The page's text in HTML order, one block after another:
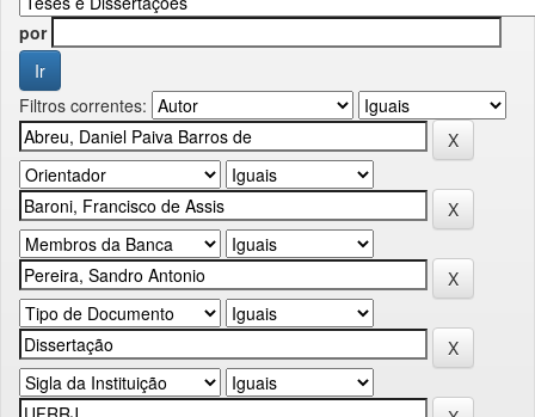
por
Filtros correntes: